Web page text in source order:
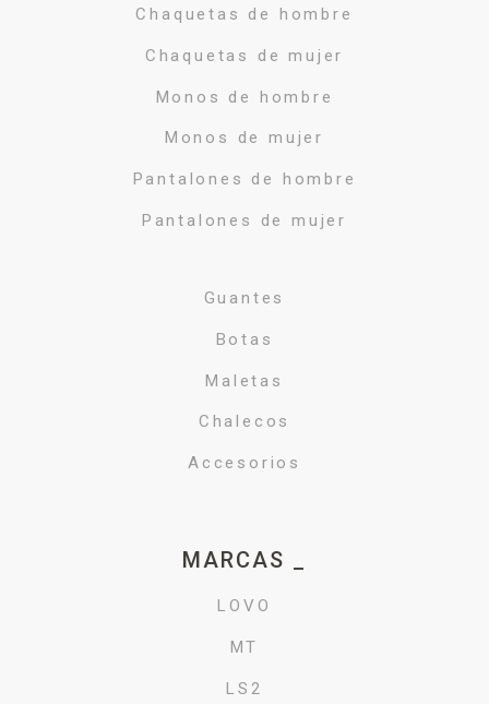
Chaquetas de hombre
Chaquetas de mujer
Monos de hombre
Monos de mujer
Pantalones de hombre
Pantalones de mujer
Guantes
Botas
Maletas
Chalecos
Accesorios
MARCAS _
LOVO
MT
LS2